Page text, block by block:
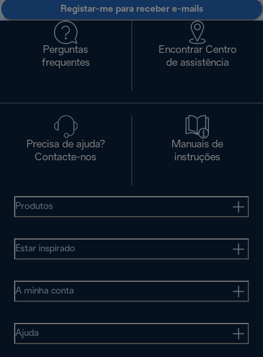
Registar-me para receber e-mails
Perguntas
frequentes
Encontrar Centro
de assistência
Precisa de ajuda?
Contacte-nos
Manuais de
instruções
Produtos
Estar inspirado
A minha conta
Ajuda